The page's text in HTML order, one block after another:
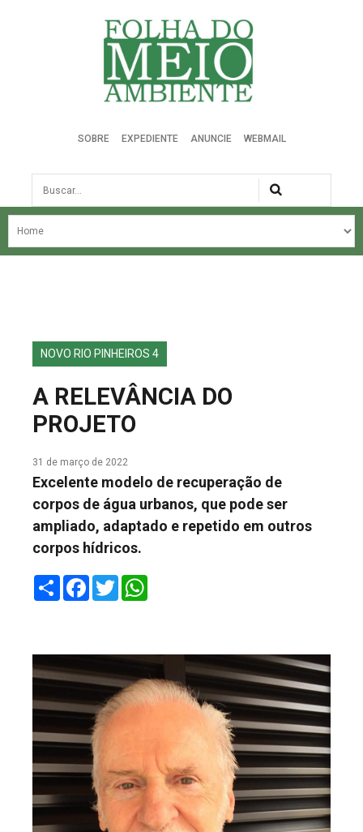
Folha do Meio Ambiente
SOBRE EXPEDIENTE ANUNCIE WEBMAIL
Busca
NOSSA HISTÓRIA
EDIÇÕES ANTERIORES
FALE CONOSCO
NOVO RIO PINHEIROS 4
A RELEVÂNCIA DO
PROJETO
31 de março de 2022
Excelente modelo de recuperação de
corpos de água urbanos, que pode ser
ampliado, adaptado e repetido em outros
corpos hídricos.
ShareFacebook
Twitter